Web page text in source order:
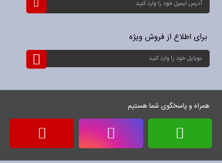
برای
برای اطلاع از فروش ویژه
ثبت
برای
همراه و پاسخگوی شما هستیم